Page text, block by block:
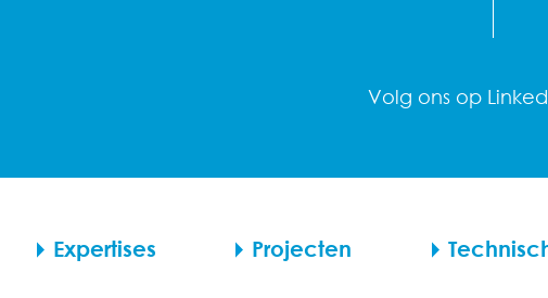
Volg ons op
Expertises Projecten